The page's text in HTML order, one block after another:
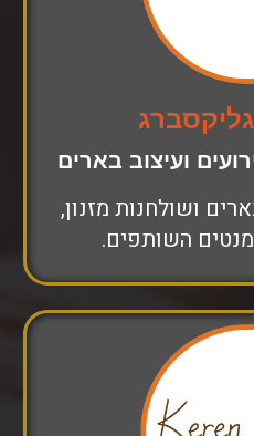
ועיצוב בארים
ושולחנות מזנון,
השותפים.